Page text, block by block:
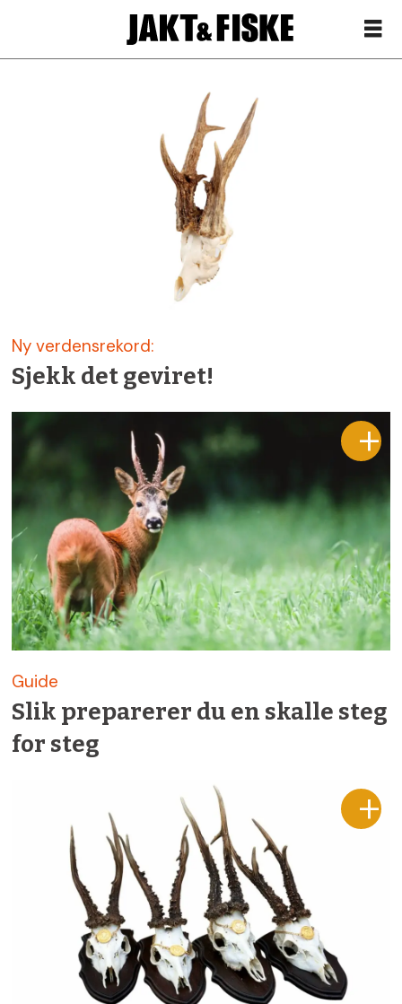
&
Fiske
Ny verdensrekord:
Sjekk det geviret!
Guide
Slik preparerer du en skalle steg
for steg